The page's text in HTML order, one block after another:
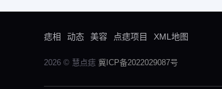
痣相 动态 美容 点痣项目 XML地图
2026 © 慧点痣 冀ICP备2022029087号